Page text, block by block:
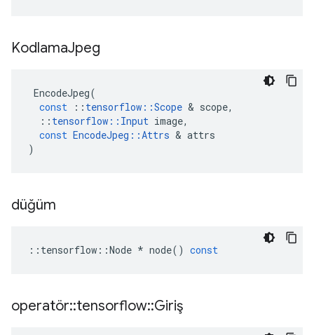
KodlamaJpeg
EncodeJpeg(
const
:: tensorflow ::Scope & scope,
:: tensorflow :: Input image,
const EncodeJpeg ::Attrs & attrs
)
düğüm
:: tensorflow ::Node * node() const
operatör::tensorflow::Giriş